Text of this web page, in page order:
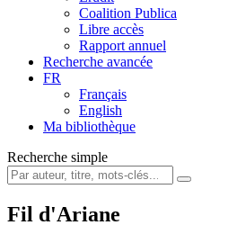
Coalition Publica
Libre accès
Rapport annuel
Recherche avancée
FR
Français
English
Ma bibliothèque
Recherche simple
Fil d'Ariane